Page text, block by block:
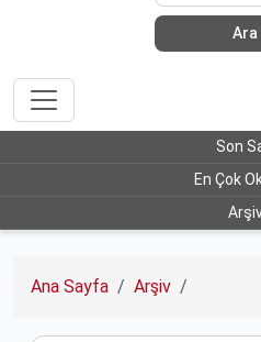
Ara
Son
En Çok
Ana Sayfa Arşiv